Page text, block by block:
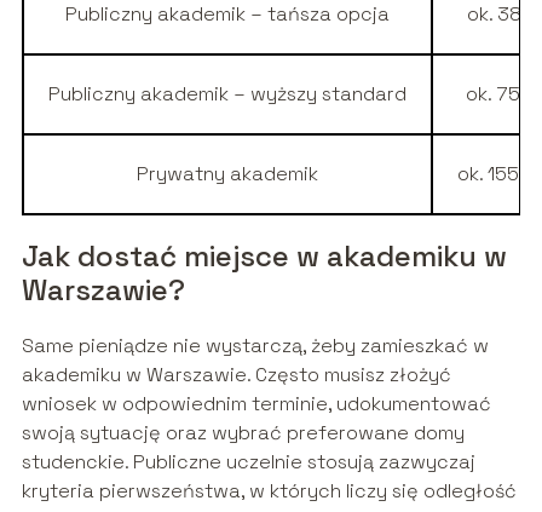
Publiczny akademik – tańsza opcja ok.
Publiczny akademik – wyższy standard ok.
Prywatny akademik ok.
Jak dostać miejsce w akademiku w
Warszawie?
Same pieniądze nie wystarczą, żeby zamieszkać w
akademiku w Warszawie. Często musisz złożyć
wniosek w odpowiednim terminie, udokumentować
swoją sytuację oraz wybrać preferowane domy
studenckie. Publiczne uczelnie stosują zazwyczaj
kryteria pierwszeństwa, w których liczy się odległość